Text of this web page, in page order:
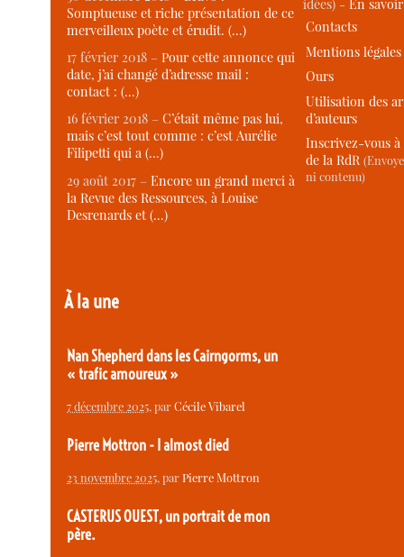
Somptueuse et riche présentation de ce
merveilleux poète et érudit. (…)
17 février 2018 –Pour cette annonce qui
date, j’ai changé d’adresse mail :
contact : (…)
16 février 2018 –C’était même pas lui,
mais c’est tout comme : c’est Aurélie
Filipetti qui a (…)
29 août 2017 –Encore un grand merci à
la Revue des Ressources, à Louise
Desrenards et (…)
À la une
Nan Shepherd dans les Cairngorms, un
« trafic amoureux »
7 décembre 2025, parCécile Vibarel
Pierre Mottron - I almost died
23 novembre 2025, parPierre Mottron
CASTERUS OUEST, un portrait de mon
père.
idées) -En
Contacts
Mentions légales
Ours
Utilisation des
d’auteurs
Inscrivez-vous
de la RdR
ni contenu)